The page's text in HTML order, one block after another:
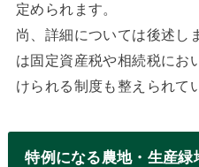
定められます。
尚、詳細については後述し
は固定資産税や相続税にお
けられる制度も整えられて
特例になる農地・生産緑